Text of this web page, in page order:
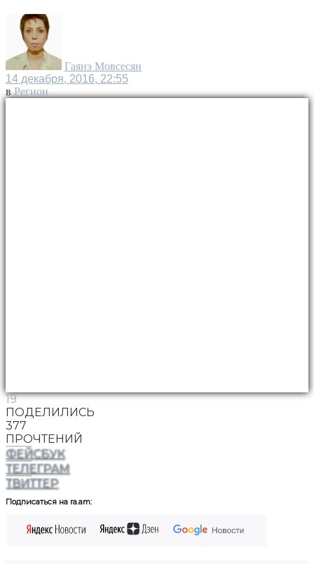
Гаянэ Мовсесян
14 декабря, 2016, 22:55
в Регион
19
ПОДЕЛИЛИСЬ
377
ПРОЧТЕНИЙ
ФЕЙСБУК
ТЕЛЕГРАМ
ТВИТТЕР
Подписаться на ra.am: